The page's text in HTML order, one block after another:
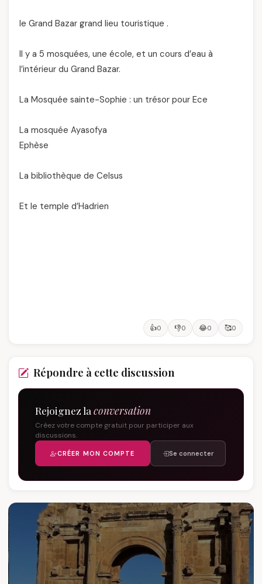
le Grand Bazar grand lieu touristique .
Il y a 5 mosquées, une école, et un cours d’eau à
l’intérieur du Grand Bazar.
La Mosquée sainte-Sophie : un trésor pour Ece
La mosquée Ayasofya
Ephèse
La bibliothèque de Celsus
Et le temple d’Hadrien
👍0 👎0 😂0 🥰0
Répondre à cette discussion
Rejoignez la conversation
Créez votre compte gratuit pour participer aux
discussions.
CRÉER MON COMPTE Se connecter